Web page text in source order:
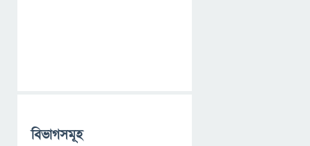
বিভাগসমূহ